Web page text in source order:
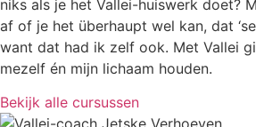
niks als je het Vallei-huiswerk doet?
af of je het überhaupt wel kan, dat
want dat had ik zelf ook. Met Vallei
mezelf én mijn lichaam houden.
Bekijk alle cursussen